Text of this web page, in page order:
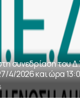
συνεδρίαση του
4/2026 και ώρα